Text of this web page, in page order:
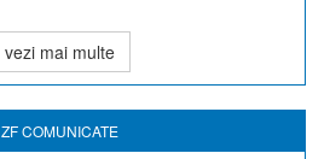
vezi mai multe
ZF COMUNICATE